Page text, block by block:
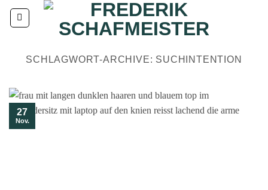
Zum
Inhalt
SCHLAGWORT-ARCHIVE: SUCHINTENTION
27
Nov.